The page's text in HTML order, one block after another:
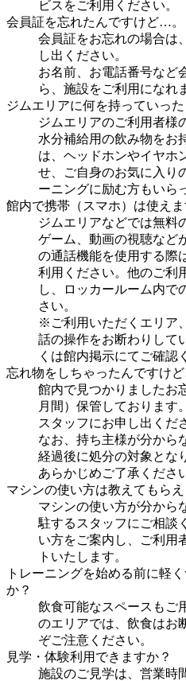
ビスをご利用ください。
会員証を忘れたんですけど…。
会員証をお忘れの場合は
し出ください。
お名前、お電話番号など
ら、施設をご利用になれ
ジムエリアに何を持っていっ
ジムエリアのご利用者様
水分補給用の飲み物をお
は、ヘッドホンやイヤホ
せ、ご自身のお気に入り
ーニングに励む方もいら
館内で携帯（スマホ）は使えま
ジムエリアなどでは無料
ゲーム、動画の視聴など
の通話機能を使用する際
利用ください。他のご利
し、ロッカールーム内で
さい。
※ご利用いただくエリア
話の操作をお断わりして
くは館内掲示にてご確認
忘れ物をしちゃったんですけど
館内で見つかりましたお
月間）保管しております
スタッフにお申し出くだ
なお、持ち主様が分から
経過後に処分の対象とな
あらかじめご了承くださ
マシンの使い方は教えてもらえ
マシンの使い方が分から
駐するスタッフにご相談
い方をご案内し、ご利用
トいたします。
トレーニングを始める前に軽
か？
飲食可能なスペースもご
のエリアでは、飲食はお
ぞご注意ください。
見学・体験利用できますか？
施設のご見学は、営業時